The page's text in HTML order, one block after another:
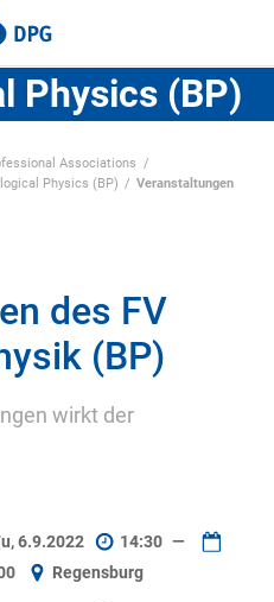
Physics (BP)
Associations
Physics (BP) Veranstaltungen
des FV
(BP)
wirkt der
6.9.2022 14:30 —
Regensburg